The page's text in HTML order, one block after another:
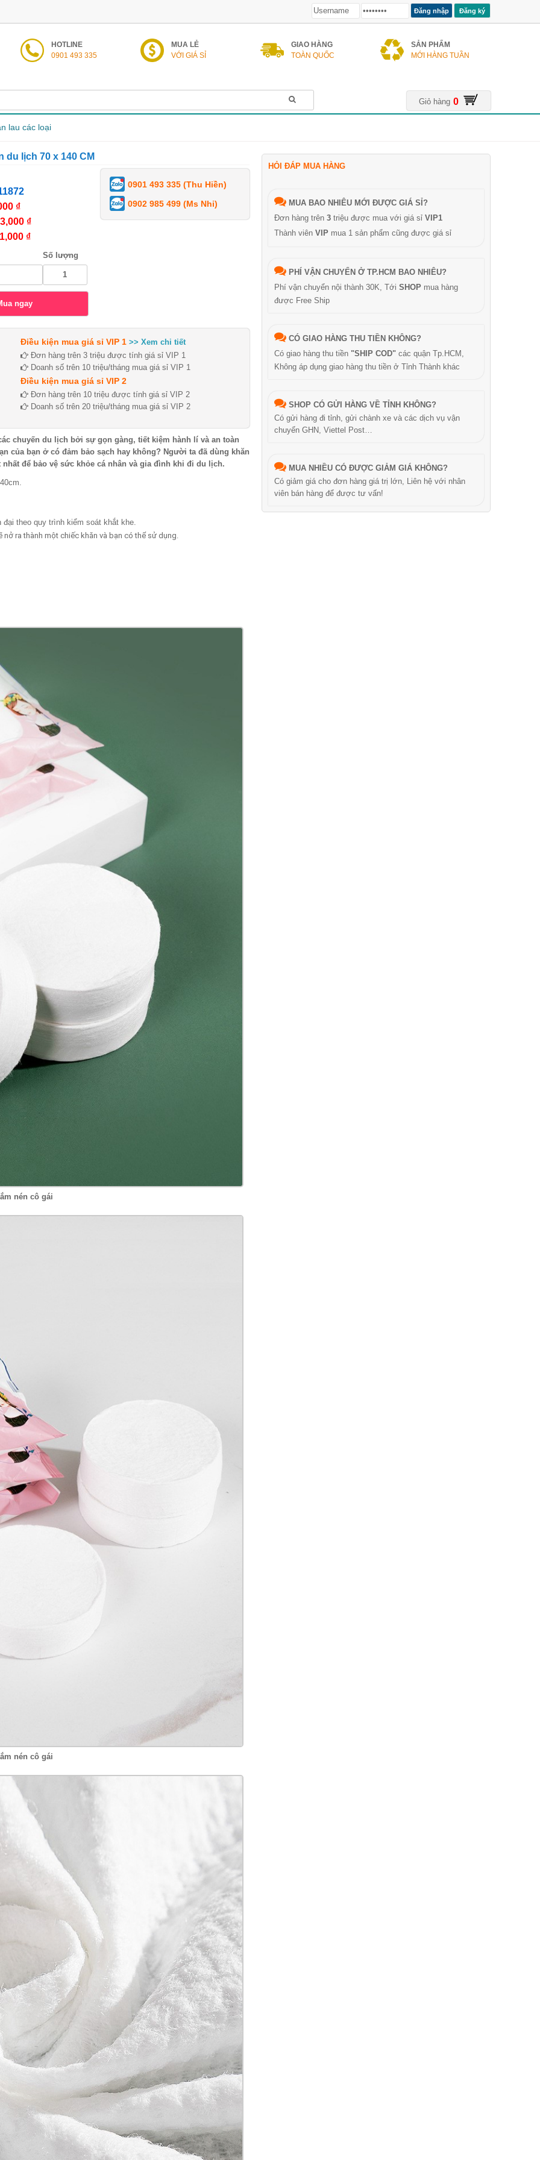
Đăng ký
HOTLINE
0901 493 335
MUA LẺ
VỚI GIÁ SỈ
GIAO HÀNG
TOÀN QUỐC
SẢN PHẨM
MỚI HÀNG TUẦN
Giỏ hàng 0
lau các loại
du lịch 70 x 140 CM
₫
₫
₫
Số lượng
0901 493 335 (Thu Hiền)
0902 985 499 (Ms Nhi)
Điều kiện mua giá sỉ VIP 1 >> Xem chi tiết
Đơn hàng trên 3 triệu được tính giá sỉ VIP 1
Doanh số trên 10 triệu/tháng mua giá sỉ VIP 1
Điều kiện mua giá sỉ VIP 2
Đơn hàng trên 10 triệu được tính giá sỉ VIP 2
Doanh số trên 20 triệu/tháng mua giá sỉ VIP 2
chuyến du lịch bởi sự gọn gàng, tiết kiệm hành lí và an toàn
của bạn ở có đảm bảo sạch hay không? Người ta đã dùng khăn
để bảo vệ sức khỏe cá nhân và gia đình khi đi du lịch.
theo quy trình kiểm soát khắt khe.
nở ra thành một chiếc khăn và bạn có thể sử dụng.
nén cô gái
nén cô gái
HỎI ĐÁP MUA HÀNG
MUA BAO NHIÊU MỚI ĐƯỢC GIÁ SỈ?
Đơn hàng trên 3 triệu được mua với giá sỉ VIP1
Thành viên VIP mua 1 sản phẩm cũng được giá sỉ
PHÍ VẬN CHUYỂN Ở TP.HCM BAO NHIÊU?
Phí vận chuyển nội thành 30K, Tới SHOP mua hàng
được Free Ship
CÓ GIAO HÀNG THU TIỀN KHÔNG?
Có giao hàng thu tiền "SHIP COD" các quận Tp.HCM,
Không áp dụng giao hàng thu tiền ở Tỉnh Thành khác
SHOP CÓ GỬI HÀNG VỀ TỈNH KHÔNG?
Có gửi hàng đi tỉnh, gửi chành xe và các dịch vụ vận
chuyển GHN, Viettel Post…
MUA NHIỀU CÓ ĐƯỢC GIẢM GIÁ KHÔNG?
Có giảm giá cho đơn hàng giá trị lớn, Liên hệ với nhân
viên bán hàng để được tư vấn!